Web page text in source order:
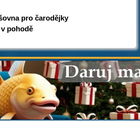
pro čarodějky
pohodě